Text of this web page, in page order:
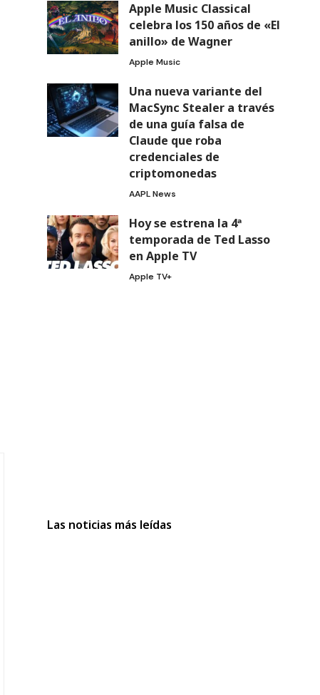
Apple Music Classical
celebra los 150 años de «El
anillo» de Wagner
Apple Music
Una nueva variante del
MacSync Stealer a través
de una guía falsa de
Claude que roba
credenciales de
criptomonedas
AAPL News
Hoy se estrena la 4ª
temporada de Ted Lasso
en Apple TV
Apple TV+
Las noticias más leídas